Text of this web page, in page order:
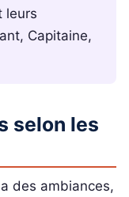
leurs
Capitaine,
selon les
des ambiances,